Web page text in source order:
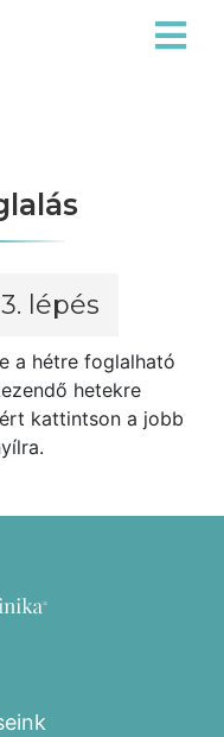
3. lépés
a hétre foglalható
hetekre
kattintson a jobb